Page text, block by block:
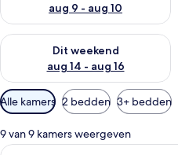
aug 9 - aug 10
Dit weekend
aug 14 - aug 16
De beschikbaarheid
Beschikbare
filters
voor
kamers
Alle kamers 2 bedden 3+ bedden
9 van 9 kamers weergeven